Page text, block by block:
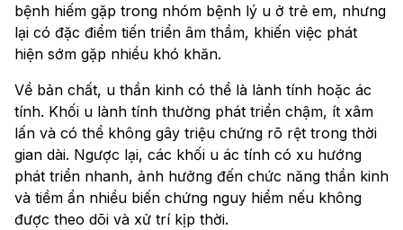
bệnh hiếm gặp trong nhóm bệnh lý u ở trẻ em, nhưng
lại có đặc điểm tiến triển âm thầm, khiến việc phát
hiện sớm gặp nhiều khó khăn.
Về bản chất, u thần kinh có thể là lành tính hoặc ác
tính. Khối u lành tính thường phát triển chậm, ít xâm
lấn và có thể không gây triệu chứng rõ rệt trong thời
gian dài. Ngược lại, các khối u ác tính có xu hướng
phát triển nhanh, ảnh hưởng đến chức năng thần kinh
và tiềm ẩn nhiều biến chứng nguy hiểm nếu không
được theo dõi và xử trí kịp thời.